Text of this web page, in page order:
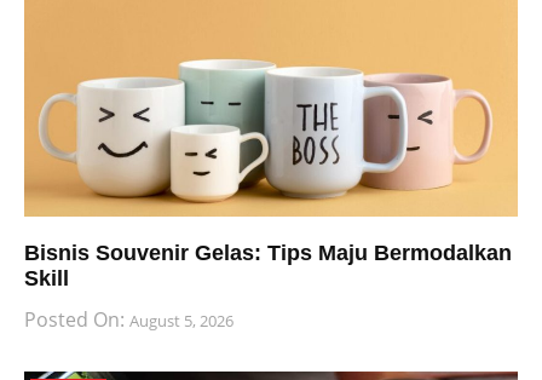
Bisnis Souvenir Gelas: Tips Maju Bermodalkan
Skill
Posted On: August 5, 2026